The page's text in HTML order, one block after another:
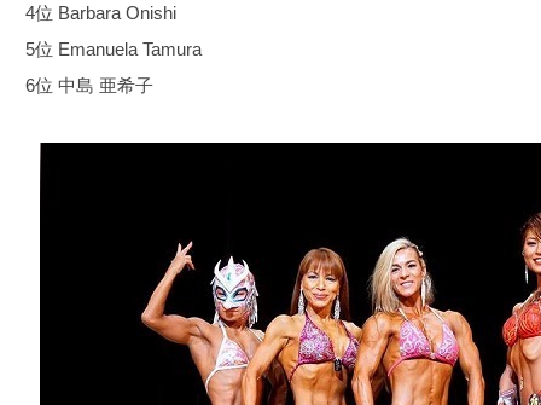
4位 Barbara Onishi
5位 Emanuela Tamura
6位 中島 亜希子